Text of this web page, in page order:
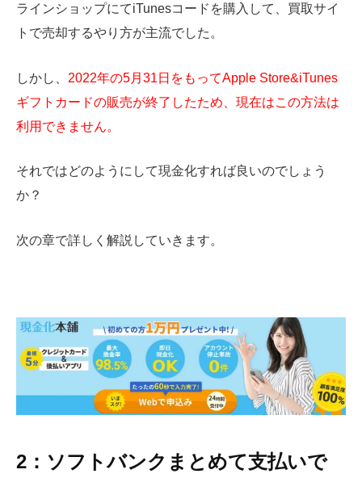
ラインショップにてiTunesコードを購入して、買取サイ
トで売却するやり方が主流でした。
しかし、 2022年の5月31日をもってApple Store&iTunes
ギフトカードの販売が終了したため、現在はこの方法は
利用できません。
それではどのようにして現金化すれば良いのでしょう
か？
次の章で詳しく解説していきます。
2：ソフトバンクまとめて支払いで